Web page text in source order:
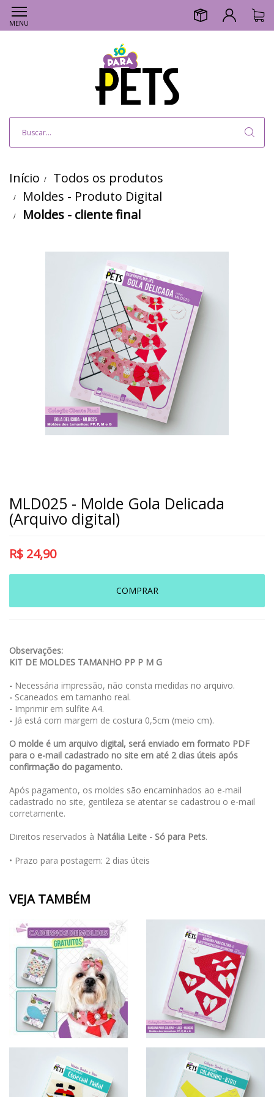
MENU
Início
Todos os produtos
Moldes - Produto Digital
Moldes - cliente final
MLD025 - Molde Gola Delicada
(Arquivo digital)
R$ 24,90
COMPRAR
Observações:
KIT DE MOLDES TAMANHO PP P M G
- Necessária impressão, não consta medidas no arquivo.
- Scaneados em tamanho real.
- Imprimir em sulfite A4.
- Já está com margem de costura 0,5cm (meio cm).
O molde é um arquivo digital, será enviado em formato PDF
para o e-mail cadastrado no site em até 2 dias úteis após
confirmação do pagamento.
Após pagamento, os moldes são encaminhados ao e-mail
cadastrado no site, gentileza se atentar se cadastrou o e-mail
corretamente.
Direitos reservados à Natália Leite - Só para Pets.
• Prazo para postagem: 2 dias úteis
VEJA TAMBÉM